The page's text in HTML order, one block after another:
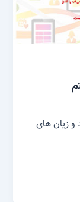
و زیان های